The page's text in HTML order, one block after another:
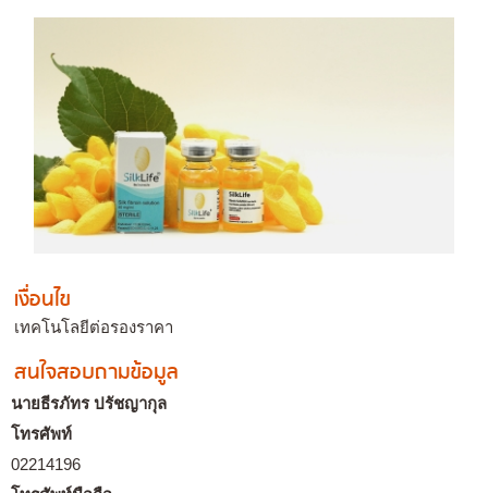
เงื่อนไข
เทคโนโลยีต่อรองราคา
สนใจสอบถามข้อมูล
นายธีรภัทร ปรัชญากุล
โทรศัพท์
02214196